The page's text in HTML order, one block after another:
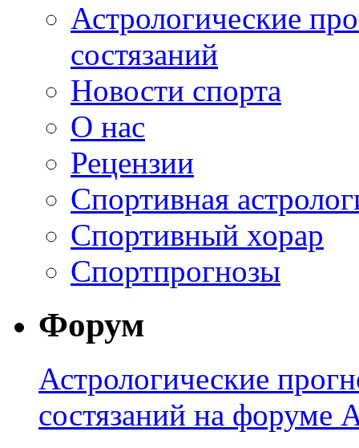
Астрологические
состязаний
Новости спорта
О нас
Рецензии
Спортивная
Спортивный хорар
Спортпрогнозы
Форум
Астрологические
состязаний на форуме